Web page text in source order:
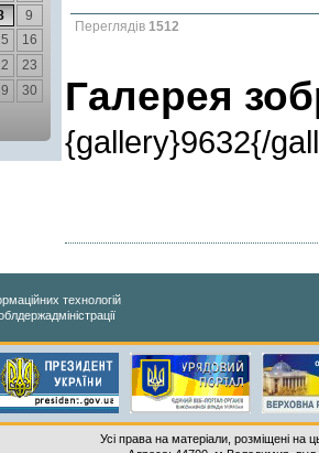
9
16
23
30
Переглядів 1512
Галерея
{gallery}9632{/
технологій
Усі права на матеріали, розміщені на